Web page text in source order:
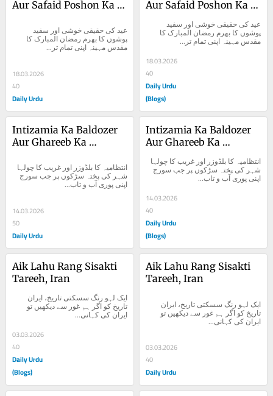
Aur Safaid Poshon Ka
مقدس مہینہ اپنی تمام تر...
18.03.2026
40
Daily Urdu
Aur Safaid Poshon Ka
مقدس مہینہ اپنی تمام تر...
18.03.2026
40
Daily Urdu
(Blogs)
Intizamia Ka Baldozer
Aur Ghareeb Ka
اپنی پوری آب و تاب...
14.03.2026
50
Daily Urdu
Intizamia Ka Baldozer
Aur Ghareeb Ka
اپنی پوری آب و تاب...
14.03.2026
40
Daily Urdu
(Blogs)
Aik Lahu Rang Sisakti
Tareeh, Iran
ایران کی کہانی...
03.03.2026
40
Daily Urdu
(Blogs)
Aik Lahu Rang Sisakti
Tareeh, Iran
ایران کی کہانی...
03.03.2026
40
Daily Urdu